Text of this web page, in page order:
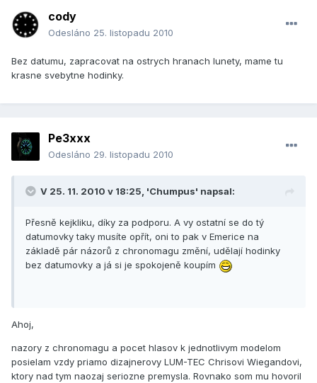
cody
Odesláno 25. listopadu 2010
Bez datumu, zapracovat na ostrych hranach lunety, mame tu
krasne svebytne hodinky.
Pe3xxx
Odesláno 29. listopadu 2010
V 25. 11. 2010 v 18:25, 'Chumpus' napsal:
Přesně kejkliku, díky za podporu. A vy ostatní se do tý
datumovky taky musíte opřít, oni to pak v Emerice na
základě pár názorů z chronomagu změní, udělají hodinky
bez datumovky a já si je spokojeně koupím
Ahoj,
nazory z chronomagu a pocet hlasov k jednotlivym modelom
posielam vzdy priamo dizajnerovy LUM-TEC Chrisovi Wiegandovi,
ktory nad tym naozaj seriozne premysla. Rovnako som mu hovoril